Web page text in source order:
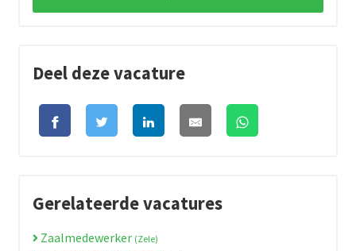
Deel deze vacature
Gerelateerde vacatures
Zaalmedewerker (Zele)